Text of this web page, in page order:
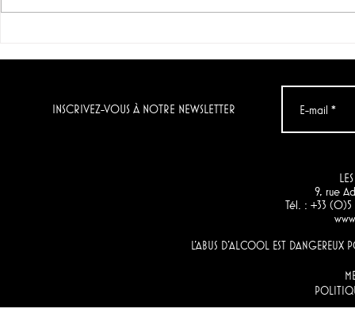
INSCRIVEZ-VOUS À NOTRE NEWSLETTER
9, rue
Tél. : +33
L'ABUS D'ALCOOL EST DANGEREUX